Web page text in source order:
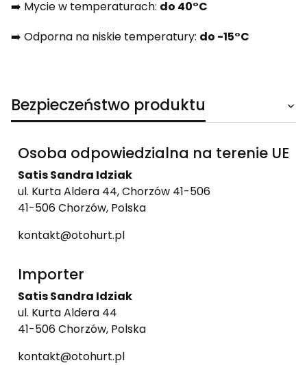
➡️ Mycie w temperaturach: do 40°C
➡️ Odporna na niskie temperatury: do -15°C
Bezpieczeństwo produktu
Osoba odpowiedzialna na terenie UE
Satis Sandra Idziak
ul. Kurta Aldera 44, Chorzów 41-506
41-506 Chorzów, Polska
kontakt@otohurt.pl
Importer
Satis Sandra Idziak
ul. Kurta Aldera 44
41-506 Chorzów, Polska
kontakt@otohurt.pl